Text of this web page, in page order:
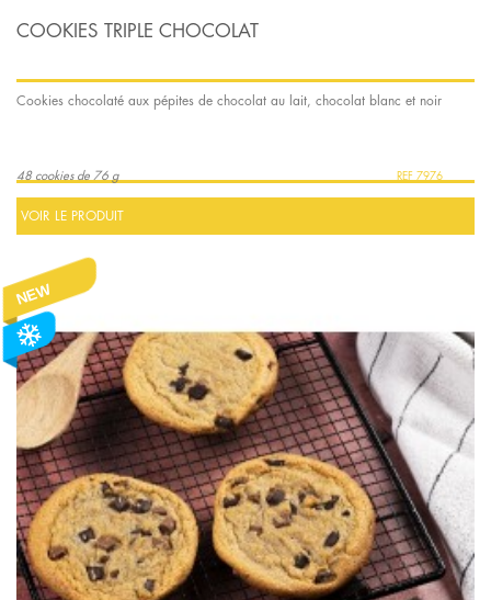
COOKIES TRIPLE CHOCOLAT
Cookies chocolaté aux pépites de chocolat au lait, chocolat blanc et noir
48 cookies de 76 g 7976
VOIR LE PRODUIT
NEW